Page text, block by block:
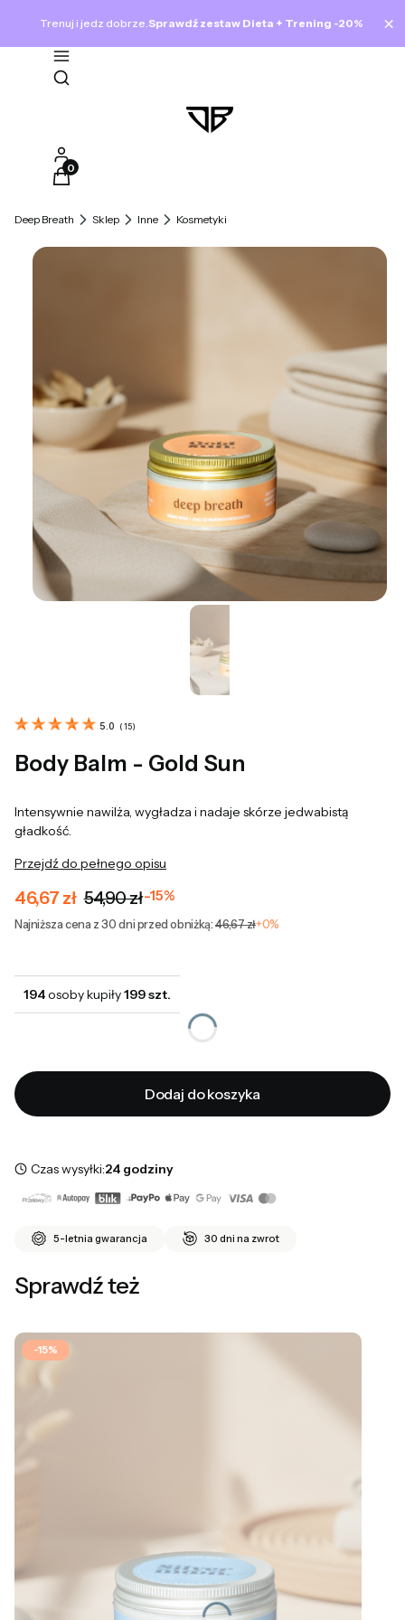
Trenuj i jedz dobrze.Sprawdź zestaw Dieta + Trening -20% ×
Otwórz wyszukiwarkę
Produkty w koszyku: 0. Zobacz szczegóły
Deep Breath Sklep Inne Kosmetyki
5.0 ( 15)
Body Balm - Gold Sun
Intensywnie nawilża, wygładza i nadaje skórze jedwabistą
gładkość.
Przejdź do pełnego opisu
46,67 zł 54,90 zł-15%
Najniższa cena z 30 dni przed obniżką: 46,67 zł+0%
194osoby kupiły199 szt.
Dodaj do koszyka
Czas wysyłki:24 godziny
5-letnia gwarancja 30 dni na zwrot
Sprawdź też
-15%